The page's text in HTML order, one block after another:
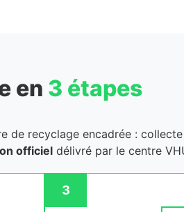
en 3 étapes
de recyclage encadrée :
officieldélivré par le centre
3